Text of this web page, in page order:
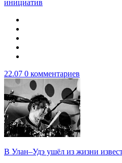
инициатив
22.07 0 комментариев
В Улан–Удэ ушёл из жизни